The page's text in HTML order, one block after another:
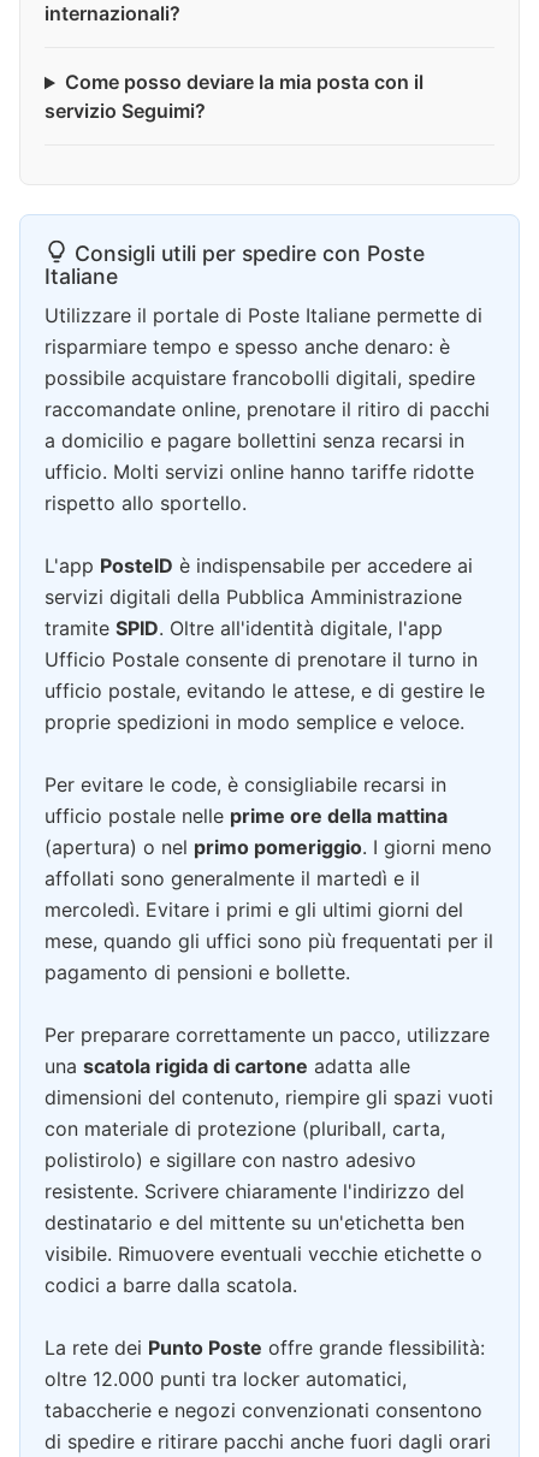
internazionali?
Come posso deviare la mia posta con il
servizio Seguimi?
Consigli utili per spedire con Poste
Italiane
Utilizzare il portale di Poste Italiane permette di
risparmiare tempo e spesso anche denaro: è
possibile acquistare francobolli digitali, spedire
raccomandate online, prenotare il ritiro di pacchi
a domicilio e pagare bollettini senza recarsi in
ufficio. Molti servizi online hanno tariffe ridotte
rispetto allo sportello.
L'app PosteID è indispensabile per accedere ai
servizi digitali della Pubblica Amministrazione
tramite SPID. Oltre all'identità digitale, l'app
Ufficio Postale consente di prenotare il turno in
ufficio postale, evitando le attese, e di gestire le
proprie spedizioni in modo semplice e veloce.
Per evitare le code, è consigliabile recarsi in
ufficio postale nelle prime ore della mattina
(apertura) o nel primo pomeriggio. I giorni meno
affollati sono generalmente il martedì e il
mercoledì. Evitare i primi e gli ultimi giorni del
mese, quando gli uffici sono più frequentati per il
pagamento di pensioni e bollette.
Per preparare correttamente un pacco, utilizzare
una scatola rigida di cartone adatta alle
dimensioni del contenuto, riempire gli spazi vuoti
con materiale di protezione (pluriball, carta,
polistirolo) e sigillare con nastro adesivo
resistente. Scrivere chiaramente l'indirizzo del
destinatario e del mittente su un'etichetta ben
visibile. Rimuovere eventuali vecchie etichette o
codici a barre dalla scatola.
La rete dei Punto Poste offre grande flessibilità:
oltre 12.000 punti tra locker automatici,
tabaccherie e negozi convenzionati consentono
di spedire e ritirare pacchi anche fuori dagli orari